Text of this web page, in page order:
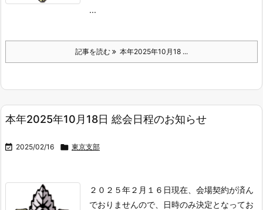
...
記事を読む 本年2025年10月18 ...
本年2025年10月18日 総会日程のお知らせ
 2025/02/16  東京支部
２０２５年２月１６日現在、会場契約が済ん
でおりませんので、日時のみ決定となってお